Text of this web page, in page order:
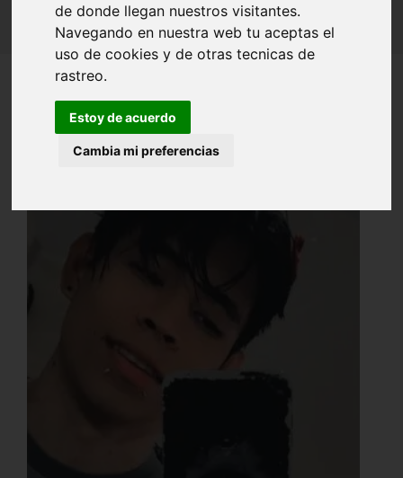
de donde llegan nuestros visitantes.
Navegando en nuestra web tu aceptas el
uso de cookies y de otras tecnicas de
rastreo.
Estoy de acuerdo
Cambia mi preferencias